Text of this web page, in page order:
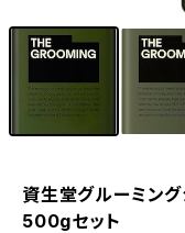
資生堂グルーミング
500gセット